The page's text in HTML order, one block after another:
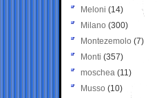
Meloni (14)
Milano (300)
Montezemolo (7)
Monti (357)
moschea (11)
Musso (10)